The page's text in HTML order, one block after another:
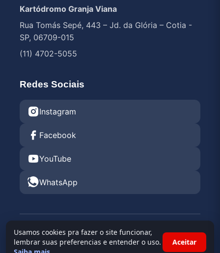
Kartódromo Granja Viana
Rua Tomás Sepé, 443 – Jd. da Glória – Cotia -
SP, 06709-015
(11) 4702-5055
Redes Sociais
Instagram
Facebook
YouTube
WhatsApp
© 2026 Endurance Rental KGV 2026 •
Granja Viana
Usamos cookies pra fazer o site funcionar,
lembrar suas preferencias e entender o uso.
Aceitar